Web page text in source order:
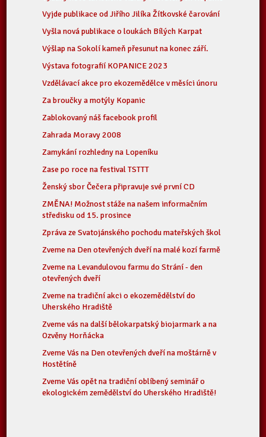
Vyjde publikace od Jiřího Jilíka Žítkovské čarování
Vyšla nová publikace o loukách Bílých Karpat
Výšlap na Sokolí kameň přesunut na konec září.
Výstava fotografií KOPANICE 2023
Vzdělávací akce pro ekozemědělce v měsíci únoru
Za broučky a motýly Kopanic
Zablokovaný náš facebook profil
Zahrada Moravy 2008
Zamykání rozhledny na Lopeníku
Zase po roce na festival TSTTT
Ženský sbor Čečera připravuje své první CD
ZMĚNA! Možnost stáže na našem informačním
středisku od 15. prosince
Zpráva ze Svatojánského pochodu mateřských škol
Zveme na Den otevřených dveří na malé kozí farmě
Zveme na Levandulovou farmu do Strání - den
otevřených dveří
Zveme na tradiční akci o ekozemědělství do
Uherského Hradiště
Zveme vás na další bělokarpatský biojarmark a na
Ozvěny Horňácka
Zveme Vás na Den otevřených dveří na moštárně v
Hostětíně
Zveme Vás opět na tradiční oblíbený seminář o
ekologickém zemědělství do Uherského Hradiště!